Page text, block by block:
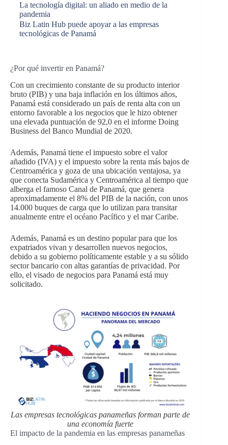
La tecnología digital: un aliado en medio de la
pandemia
Biz Latin Hub puede apoyar a las empresas
tecnológicas de Panamá
¿Por qué invertir en Panamá?
Con un crecimiento constante de su producto interior
bruto (PIB) y una baja inflación en los últimos años,
Panamá está considerado un país de renta alta con un
entorno favorable a los negocios que le hizo obtener
una elevada puntuación de 92,0 en el informe Doing
Business del Banco Mundial de 2020.
Además, Panamá tiene el impuesto sobre el valor
añadido (IVA) y el impuesto sobre la renta más bajos de
Centroamérica y goza de una ubicación ventajosa, ya
que conecta Sudamérica y Centroamérica al tiempo que
alberga el famoso Canal de Panamá, que genera
aproximadamente el 8% del PIB de la nación, con unos
14.000 buques de carga que lo utilizan para transitar
anualmente entre el océano Pacífico y el mar Caribe.
Además, Panamá es un destino popular para que los
expatriados vivan y desarrollen nuevos negocios,
debido a su gobierno políticamente estable y a su sólido
sector bancario con altas garantías de privacidad. Por
ello, el visado de negocios para Panamá está muy
solicitado.
Las empresas tecnológicas panameñas forman parte de
una economía fuerte
El impacto de la pandemia en las empresas panameñas